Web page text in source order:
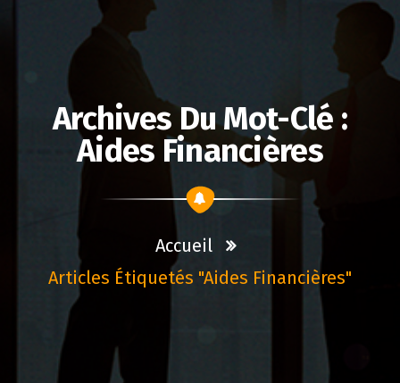
Archives Du Mot-Clé :
Aides Financières
Accueil
Articles Étiquetés "aides Financières"